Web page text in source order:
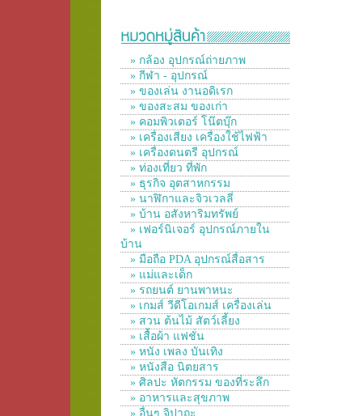
» กล้อง อุปกรณ์ถ่ายภาพ
» กีฬา - อุปกรณ์
» ของเล่น งานอดิเรก
» ของสะสม ของเก่า
» คอมพิวเตอร์ โน๊ตบุ๊ก
» เครื่องเสียง เครื่องใช้ไฟฟ้า
» เครื่องดนตรี อุปกรณ์
» ท่องเที่ยว ที่พัก
» ธุรกิจ อุตสาหกรรม
» นาฬิกาและจิวเวลลี่
» บ้าน อสังหาริมทรัพย์
» เฟอร์นิเจอร์ อุปกรณ์ภายใน
บ้าน
» มือถือ PDA อุปกรณ์สื่อสาร
» แม่และเด็ก
» รถยนต์ ยานพาหนะ
» เกมส์ วีดีโอเกมส์ เครื่องเล่น
» สวน ต้นไม้ สัตว์เลี้ยง
» เสื้อผ้า แฟชั่น
» หนัง เพลง บันเทิง
» หนังสือ นิตยสาร
» ศิลปะ หัตกรรม ของที่ระลึก
» อาหารและสุขภาพ
» อื่นๆ จิปาถะ